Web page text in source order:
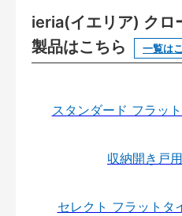
ieria(イエリア) クロ
製品はこちら
一覧は
スタンダード フラッ
収納開き戸
セレクト フラット